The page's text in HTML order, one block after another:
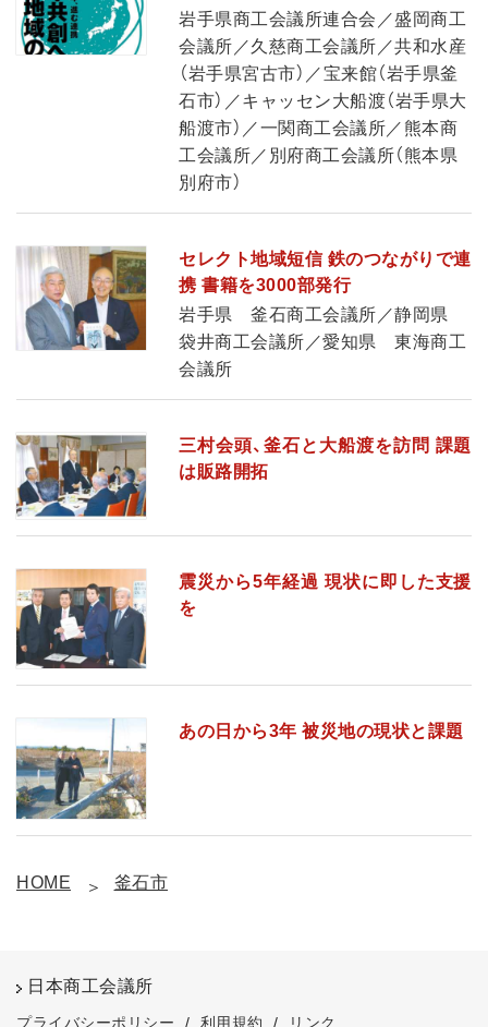
岩手県商工会議所連合会／盛岡商工
会議所／久慈商工会議所／共和水産
（岩手県宮古市）／宝来館（岩手県釜
石市）／キャッセン大船渡（岩手県大
船渡市）／一関商工会議所／熊本商
工会議所／別府商工会議所（熊本県
別府市）
セレクト地域短信 鉄のつながりで連
携 書籍を3000部発行
岩手県 釜石商工会議所／静岡県
袋井商工会議所／愛知県 東海商工
会議所
三村会頭、釜石と大船渡を訪問 課題
は販路開拓
震災から5年経過 現状に即した支援
を
あの日から3年 被災地の現状と課題
HOME 釜石市
日本商工会議所
プライバシーポリシー / 利用規約 / リンク